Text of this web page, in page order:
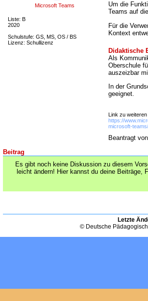
Microsoft Teams
Liste: B
2020
Schulstufe: GS, MS, OS / BS
Lizenz: Schullizenz
Um die
Teams auf
Für die
Kontext
Didaktische
Als
Oberschule
auszeizbar
In der
geeignet.
Link zu
https://
microsoft-
Beantragt
Beitrag
Es gibt noch keine Diskussion zu diesem
leicht ändern! Hier kannst du deine Beiträge,
Letzte
© Deutsche